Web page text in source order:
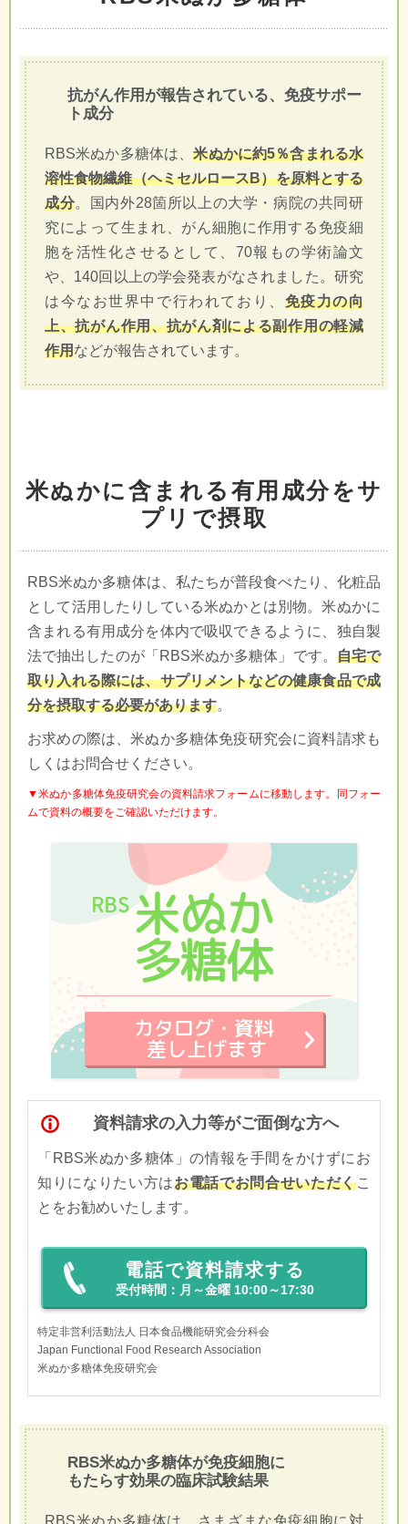
抗がん作用が報告されている、免疫サポー
ト成分
RBS米ぬか多糖体は、米ぬかに約5％含まれる水
溶性食物繊維（ヘミセルロースB）を原料とする
成分。国内外28箇所以上の大学・病院の共同研
究によって生まれ、がん細胞に作用する免疫細
胞を活性化させるとして、70報もの学術論文
や、140回以上の学会発表がなされました。研究
は今なお世界中で行われており、 免疫力の向
上、抗がん作用、抗がん剤による副作用の軽減
作用などが報告されています。
米ぬかに含まれる有用成分をサ
プリで摂取
RBS米ぬか多糖体は、私たちが普段食べたり、化粧品
として活用したりしている米ぬかとは別物。米ぬかに
含まれる有用成分を体内で吸収できるように、独自製
法で抽出したのが「RBS米ぬか多糖体」です。 自宅で
取り入れる際には、サプリメントなどの健康食品で成
分を摂取する必要があります。
お求めの際は、米ぬか多糖体免疫研究会に資料請求も
しくはお問合せください。
▼米ぬか多糖体免疫研究会の資料請求フォームに移動します。同フォー
ムで資料の概要をご確認いただけます。
資料請求の入力等がご面倒な方へ
「RBS米ぬか多糖体」の情報を手間をかけずにお
知りになりたい方はお電話でお問合せいただくこ
とをお勧めいたします。
電話で資料請求する
受付時間：月～金曜 10:00～17:30
特定非営利活動法人 日本食品機能研究会分科会
Japan Functional Food Research Association
米ぬか多糖体免疫研究会
RBS米ぬか多糖体が免疫細胞に
もたらす効果の臨床試験結果
RBS米ぬか多糖体は、さまざまな免疫細胞に対